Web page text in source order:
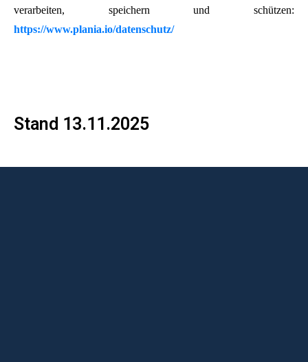
verarbeiten, speichern und schützen:
https://www.plania.io/datenschutz/
Stand 13.11.2025